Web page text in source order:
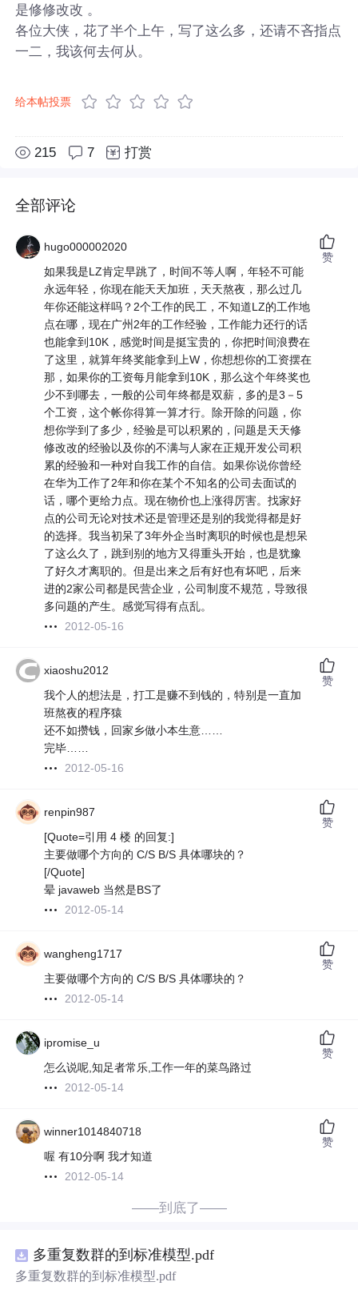
是修修改改 。
各位大侠，花了半个上午，写了这么多，还请不吝指点
一二，我该何去何从。
给本帖投票
215 7 打赏
全部评论
hugo000002020
如果我是LZ肯定早跳了，时间不等人啊，年轻不可能
永远年轻，你现在能天天加班，天天熬夜，那么过几
年你还能这样吗？2个工作的民工，不知道LZ的工作地
点在哪，现在广州2年的工作经验，工作能力还行的话
也能拿到10K，感觉时间是挺宝贵的，你把时间浪费在
了这里，就算年终奖能拿到上W，你想想你的工资摆在
那，如果你的工资每月能拿到10K，那么这个年终奖也
少不到哪去，一般的公司年终都是双薪，多的是3－5
个工资，这个帐你得算一算才行。除开除的问题，你
想你学到了多少，经验是可以积累的，问题是天天修
修改改的经验以及你的不满与人家在正规开发公司积
累的经验和一种对自我工作的自信。如果你说你曾经
在华为工作了2年和你在某个不知名的公司去面试的
话，哪个更给力点。现在物价也上涨得厉害。找家好
点的公司无论对技术还是管理还是别的我觉得都是好
的选择。我当初呆了3年外企当时离职的时候也是想呆
了这么久了，跳到别的地方又得重头开始，也是犹豫
了好久才离职的。但是出来之后有好也有坏吧，后来
进的2家公司都是民营企业，公司制度不规范，导致很
多问题的产生。感觉写得有点乱。
2012-05-16
赞
xiaoshu2012
我个人的想法是，打工是赚不到钱的，特别是一直加
班熬夜的程序猿
还不如攒钱，回家乡做小本生意……
完毕……
2012-05-16
赞
renpin987
[Quote=引用 4 楼 的回复:]
主要做哪个方向的 C/S B/S 具体哪块的？
[/Quote]
晕 javaweb 当然是BS了
2012-05-14
赞
wangheng1717
主要做哪个方向的 C/S B/S 具体哪块的？
2012-05-14
赞
ipromise_u
怎么说呢,知足者常乐,工作一年的菜鸟路过
2012-05-14
赞
winner1014840718
喔 有10分啊 我才知道
2012-05-14
赞
——到底了——
多重复数群的到标准模型.pdf
多重复数群的到标准模型.pdf